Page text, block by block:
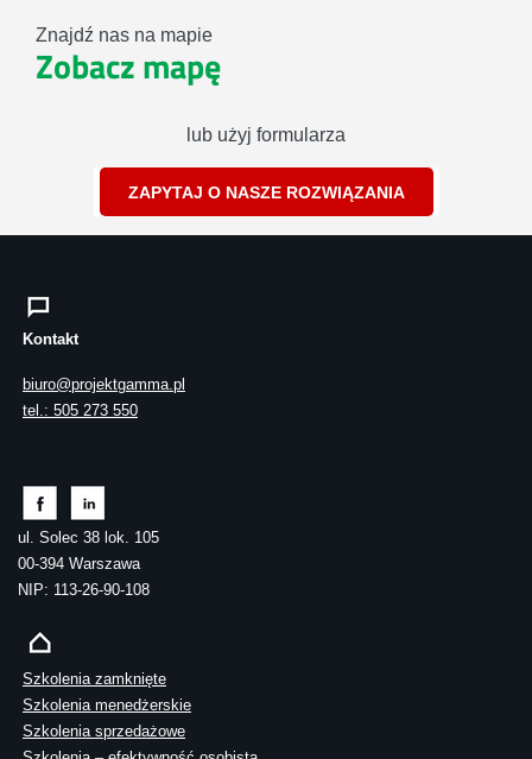
Znajdź nas na mapie
Zobacz mapę
lub użyj formularza
ZAPYTAJ O NASZE ROZWIĄZANIA
Kontakt
biuro@projektgamma.pl
tel.: 505 273 550
ul. Solec 38 lok. 105
00-394 Warszawa
NIP: 113-26-90-108
Szkolenia zamknięte
Szkolenia menedżerskie
Szkolenia sprzedażowe